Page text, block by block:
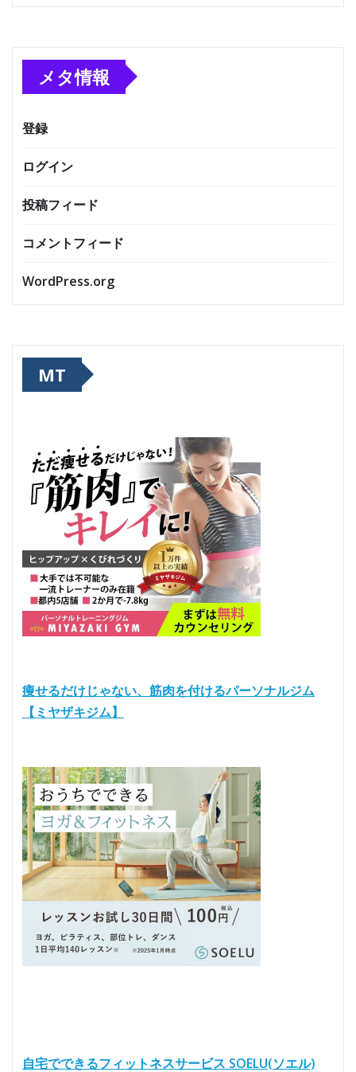
メタ情報
登録
ログイン
投稿フィード
コメントフィード
WordPress.org
MT
痩せるだけじゃない、筋肉を付けるパーソナルジム
【ミヤザキジム】
自宅でできるフィットネスサービス SOELU(ソエル)